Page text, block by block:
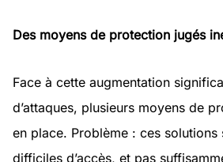
Des moyens de protection jugés
Face à cette augmentation
d’attaques, plusieurs moyens de
en place. Problème : ces solutions
difficiles d’accès, et pas